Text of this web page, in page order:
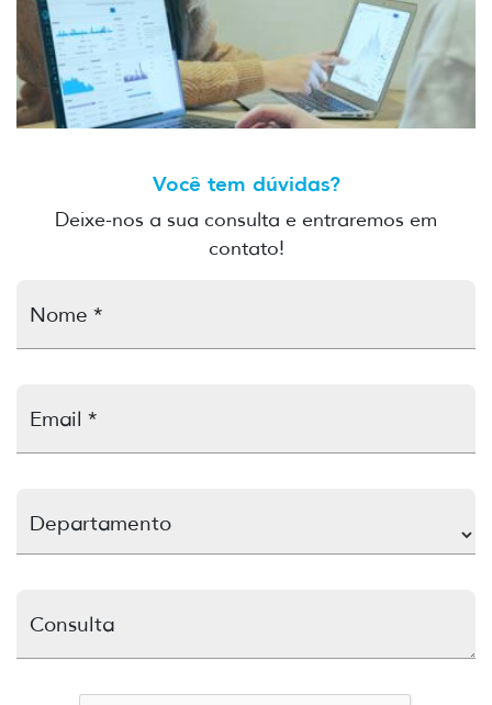
primera formación de UTEC para docentes para
incorporar tecnología en el aula
Você tem dúvidas?
Deixe-nos a sua consulta e entraremos em
contato!
Nome *
Email *
Departamento
Consulta